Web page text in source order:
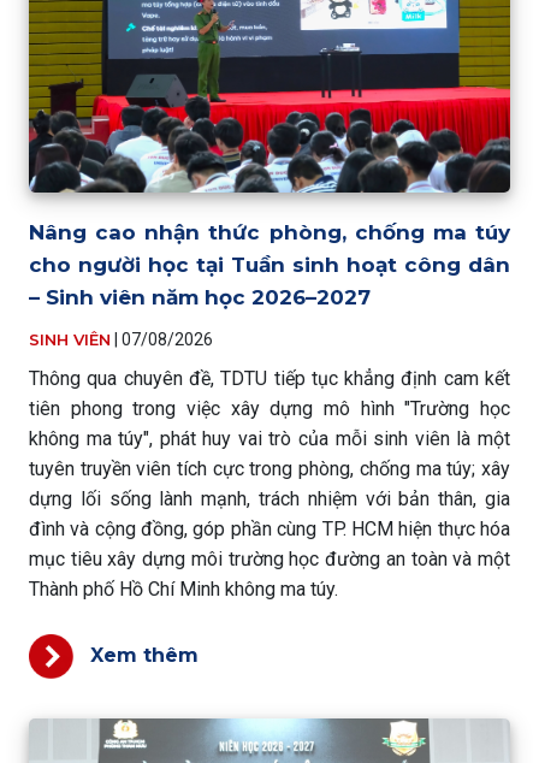
Nâng cao nhận thức phòng, chống ma túy
cho người học tại Tuần sinh hoạt công dân
– Sinh viên năm học 2026–2027
SINH VIÊN 07/08/2026
Thông qua chuyên đề, TDTU tiếp tục khẳng định cam kết
tiên phong trong việc xây dựng mô hình "Trường học
không ma túy", phát huy vai trò của mỗi sinh viên là một
tuyên truyền viên tích cực trong phòng, chống ma túy; xây
dựng lối sống lành mạnh, trách nhiệm với bản thân, gia
đình và cộng đồng, góp phần cùng TP. HCM hiện thực hóa
mục tiêu xây dựng môi trường học đường an toàn và một
Thành phố Hồ Chí Minh không ma túy.
Xem thêm